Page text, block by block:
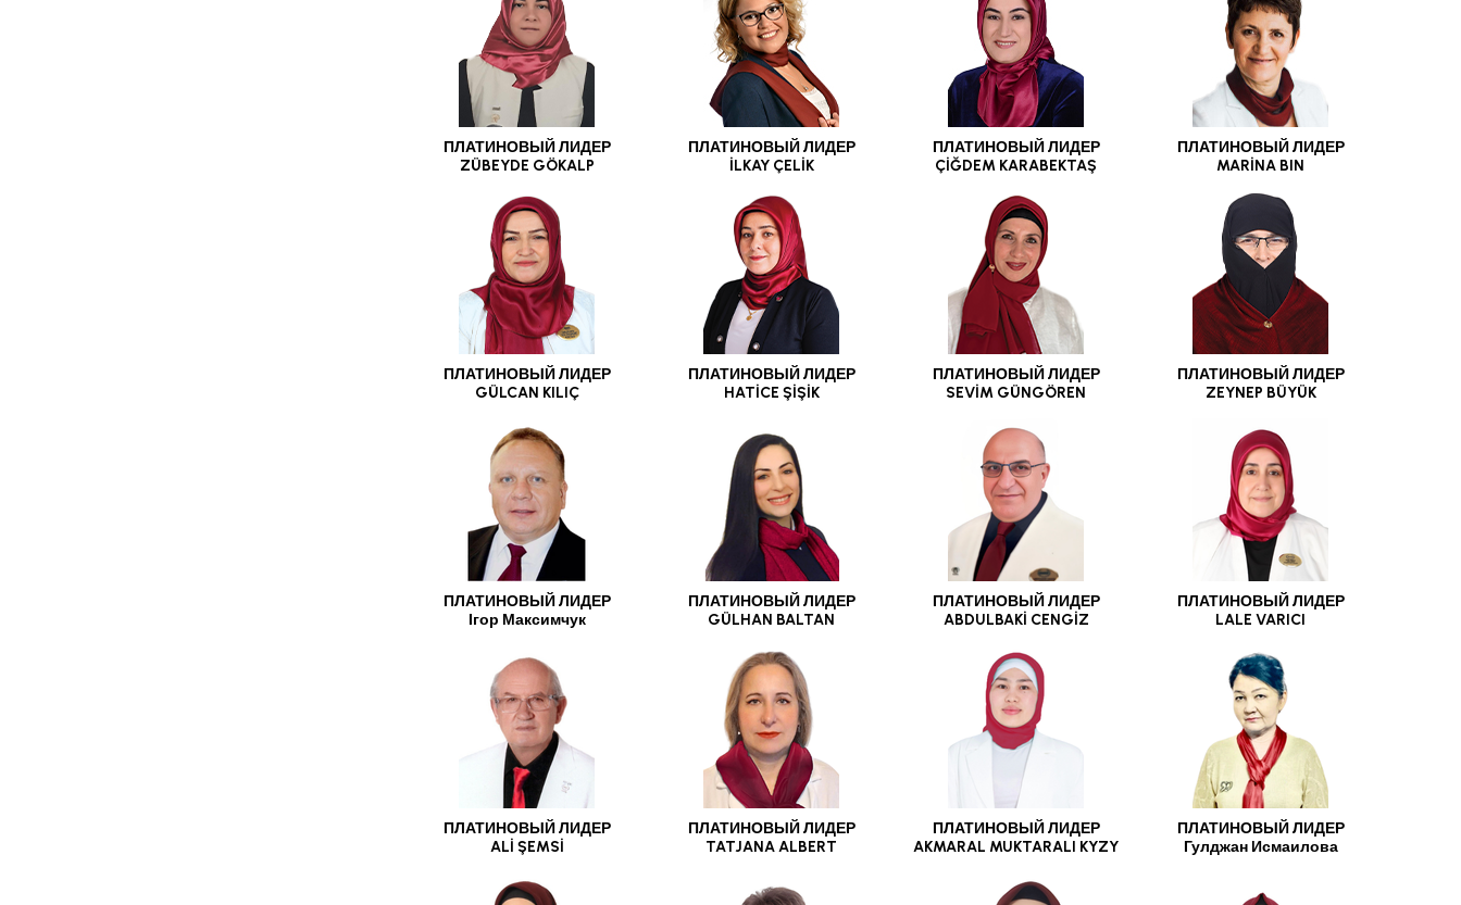
ПЛАТИНОВЫЙ ЛИДЕР
ZÜBEYDE GÖKALP
ПЛАТИНОВЫЙ ЛИДЕР
İLKAY ÇELİK
ПЛАТИНОВЫЙ ЛИДЕР
ÇİĞDEM KARABEKTAŞ
ПЛАТИНОВЫЙ ЛИДЕР
MARİNA BIN
ПЛАТИНОВЫЙ ЛИДЕР
GÜLCAN KILIÇ
ПЛАТИНОВЫЙ ЛИДЕР
HATİCE ŞİŞİK
ПЛАТИНОВЫЙ ЛИДЕР
SEVİM GÜNGÖREN
ПЛАТИНОВЫЙ ЛИДЕР
ZEYNEP BÜYÜK
ПЛАТИНОВЫЙ ЛИДЕР
Ігор Максимчук
ПЛАТИНОВЫЙ ЛИДЕР
GÜLHAN BALTAN
ПЛАТИНОВЫЙ ЛИДЕР
ABDULBAKİ CENGİZ
ПЛАТИНОВЫЙ ЛИДЕР
LALE VARICI
ПЛАТИНОВЫЙ ЛИДЕР
ALİ ŞEMSİ
ПЛАТИНОВЫЙ ЛИДЕР
TATJANA ALBERT
ПЛАТИНОВЫЙ ЛИДЕР
AKMARAL MUKTARALI KYZY
ПЛАТИНОВЫЙ ЛИДЕР
Гулджан Исмаилова